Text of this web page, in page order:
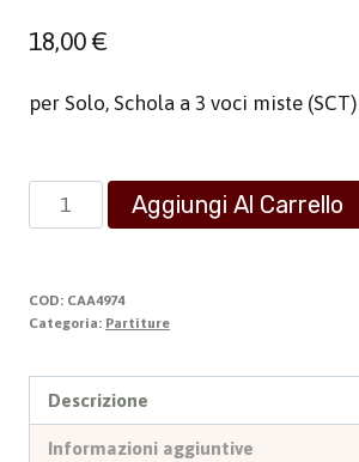
18,00€
per Solo, Schola a 3 voci miste
Messa
San
quantità
Aggiungi Al Carrello
COD: CAA4974
Categoria: Partiture
Descrizione
Informazioni aggiuntive